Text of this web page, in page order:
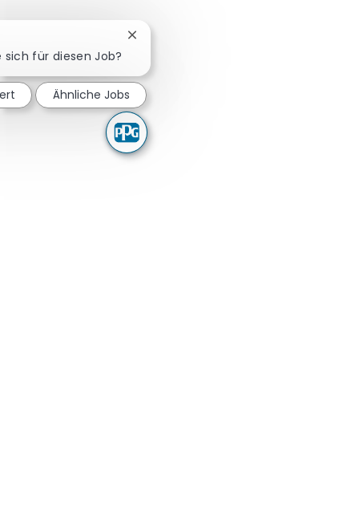
sich für diesen Job?
Chatbot-Benachrichtigung schließen
Ähnliche Jobs